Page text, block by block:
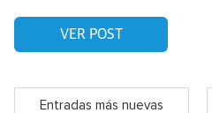
VER POST
Entradas más nuevas